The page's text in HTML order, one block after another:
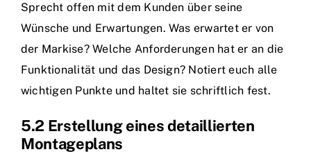
Sprecht offen mit dem Kunden über seine
Wünsche und Erwartungen. Was erwartet er von
der Markise? Welche Anforderungen hat er an die
Funktionalität und das Design? Notiert euch alle
wichtigen Punkte und haltet sie schriftlich fest.
5.2 Erstellung eines detaillierten
Montageplans